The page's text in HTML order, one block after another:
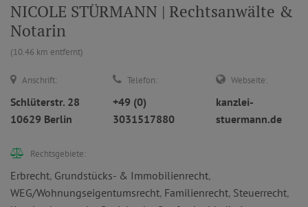
NICOLE STÜRMANN | Rechtsanwälte &
Notarin
(10.46 km entfernt)
Anschrift:
Schlüterstr. 28
10629 Berlin
Telefon:
+49 (0)
3031517880
Webseite:
kanzlei-
stuermann.de
Rechtsgebiete:
Erbrecht, Grundstücks- & Immobilienrecht,
WEG/Wohnungseigentumsrecht, Familienrecht, Steuerrecht,